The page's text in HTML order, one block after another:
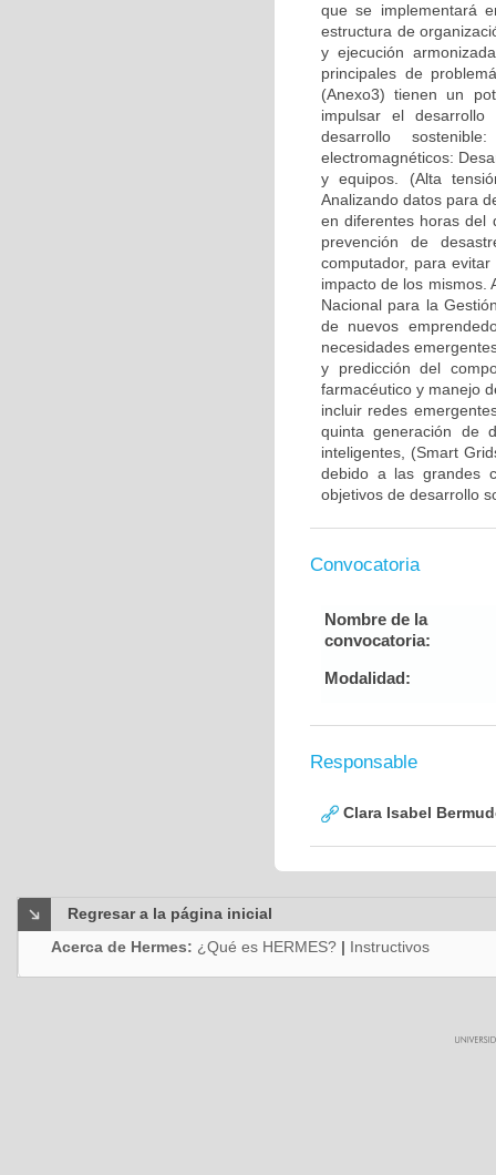
que se implementará
estructura de
y ejecución
principales de
(Anexo3) tienen un
impulsar el desarrollo
desarrollo
electromagnéticos:
y equipos. (Alta
Analizando datos para
en diferentes horas del
prevención de
computador, para
impacto de los mismos.
Nacional para la
de nuevos
necesidades
y predicción del
farmacéutico y manejo
incluir redes
quinta generación de
inteligentes, (Smart
debido a las grandes
objetivos de desarrollo
Convocatoria
Nombre de la
convocatoria:
Modalidad:
Responsable
Clara Isabel
Regresar a la página inicial
Acerca de Hermes: ¿Qué es HERMES? | Instructivos